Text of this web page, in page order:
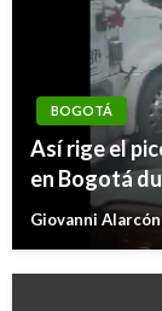
BOGOTÁ
Así rige el
en Bogotá
Giovanni